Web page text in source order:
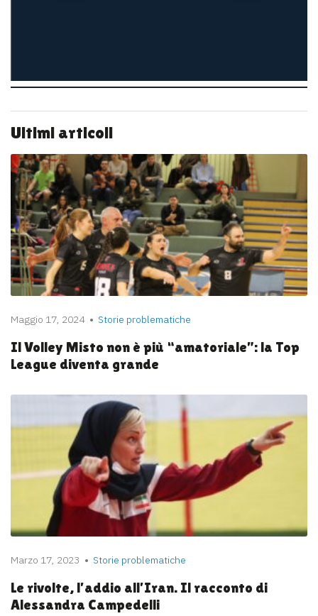
Ultimi articoli
Maggio 17, 2024 Storie problematiche
Il Volley Misto non è più “amatoriale”: la Top
League diventa grande
Marzo 17, 2023 Storie problematiche
Le rivolte, l’addio all’Iran. Il racconto di
Alessandra Campedelli